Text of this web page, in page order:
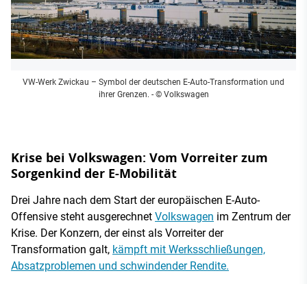
VW-Werk Zwickau – Symbol der deutschen E-Auto-Transformation und
ihrer Grenzen. - © Volkswagen
Krise bei Volkswagen: Vom Vorreiter zum
Sorgenkind der E-Mobilität
Drei Jahre nach dem Start der europäischen E-Auto-
Offensive steht ausgerechnet Volkswagen im Zentrum der
Krise. Der Konzern, der einst als Vorreiter der
Transformation galt, kämpft mit Werksschließungen,
Absatzproblemen und schwindender Rendite.